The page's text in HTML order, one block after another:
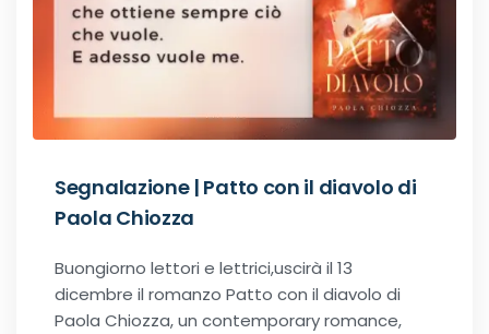
Segnalazione | Patto con il diavolo di
Paola Chiozza
Buongiorno lettori e lettrici,uscirà il 13
dicembre il romanzo Patto con il diavolo di
Paola Chiozza, un contemporary romance,